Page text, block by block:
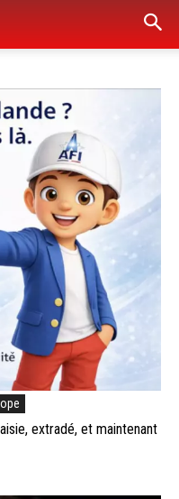
extradé, et maintenant